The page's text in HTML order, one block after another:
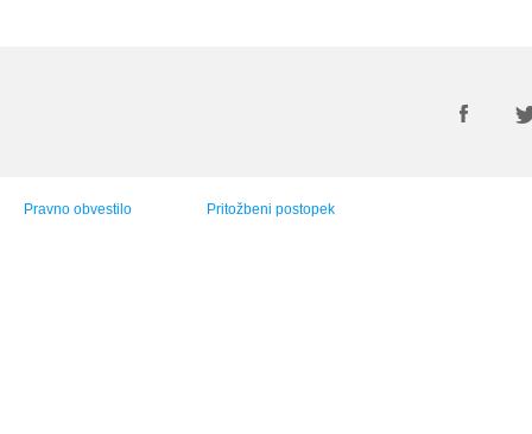
Pravno obvestilo Pritožbeni postopek